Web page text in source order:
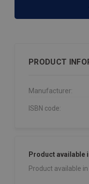
PRODUCT
Manufacturer:
ISBN code:
Product available
Product available